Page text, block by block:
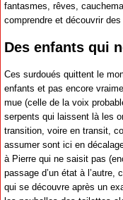
fantasmes, rêves,
comprendre et découvrir
Des enfants qui
Ces surdoués quittent le
enfants et pas encore
mue (celle de la voix
serpents qui laissent là les
transition, voire en transit,
assumer sont ici en
à Pierre qui ne saisit pas
passage d’un état à l’autre,
qui se découvre après un